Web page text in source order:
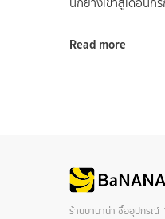
Read more
ร้านบานาน่า ซื้ออุปกรณ์